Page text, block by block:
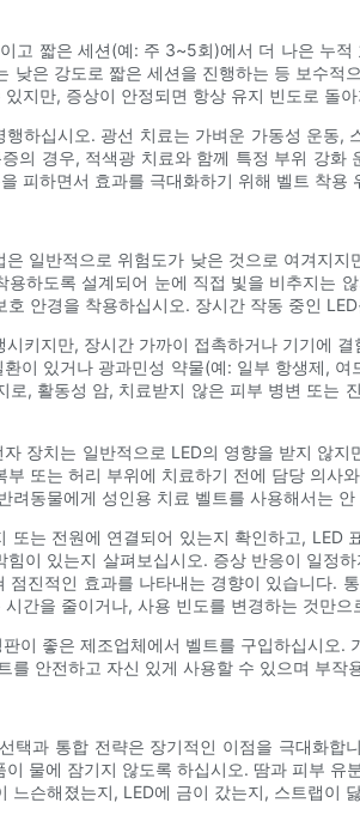
고 짧은 세션(예: 주 3~5회)에서 더 나은 누
은 강도로 짧은 세션을 진행하는 등 보수
지만, 증상이 안정되면 항상 유지 빈도로 돌
하십시오. 광선 치료는 가벼운 가동성 운동
의 경우, 적색광 치료와 함께 특정 부위 강
피하면서 효과를 극대화하기 위해 벨트 착용
일반적으로 위험도가 낮은 것으로 여겨지
하도록 설계되어 눈에 직접 빛을 비추지는
안경을 착용하십시오. 장시간 작동 중인
키지만, 장시간 가까이 접촉하거나 기기에
이 있거나 광과민성 약물(예: 일부 항생제,
, 활동성 암, 치료받지 않은 피부 병변 또는
장치는 일반적으로 LED의 영향을 받지 않
또는 허리 부위에 치료하기 전에 담당 의
동물에게 성인용 치료 벨트를 사용해서는 안
는 전원에 연결되어 있는지 확인하고,
이 있는지 살펴보십시오. 증상 반응이 일정
진적인 효과를 나타내는 경향이 있습니다.
간을 줄이거나, 사용 빈도를 변경하는 것만
이 좋은 제조업체에서 벨트를 구입하십시오
안전하고 자신 있게 사용할 수 있으며 부작
과 통합 전략은 장기적인 이점을 극대화
물에 잠기지 않도록 하십시오. 땀과 피부
슨해졌는지, LED에 금이 갔는지, 스트랩